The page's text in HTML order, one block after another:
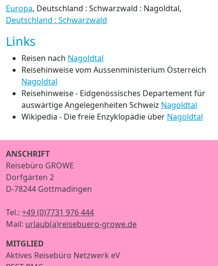
Europa, Deutschland : Schwarzwald : Nagoldtal,
Deutschland : Schwarzwald
Links
Reisen nach Nagoldtal
Reisehinweise vom Aussenministerium Österreich
Nagoldtal
Reisehinweise - Eidgenössisches Departement für
auswärtige Angelegenheiten Schweiz Nagoldtal
Wikipedia - Die freie Enzyklopädie über Nagoldtal
ANSCHRIFT
Reisebüro GROWE
Dorfgärten 2
D-78244 Gottmadingen
Tel.: +49 (0)7731 976 444
Mail: urlaub(a)reisebuero-growe.de
MITGLIED
Aktives Reisebüro Netzwerk eV